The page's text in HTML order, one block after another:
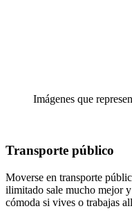
Imágenes que
Transporte público
Moverse en transporte
ilimitado sale mucho mejor
cómoda si vives o trabajas